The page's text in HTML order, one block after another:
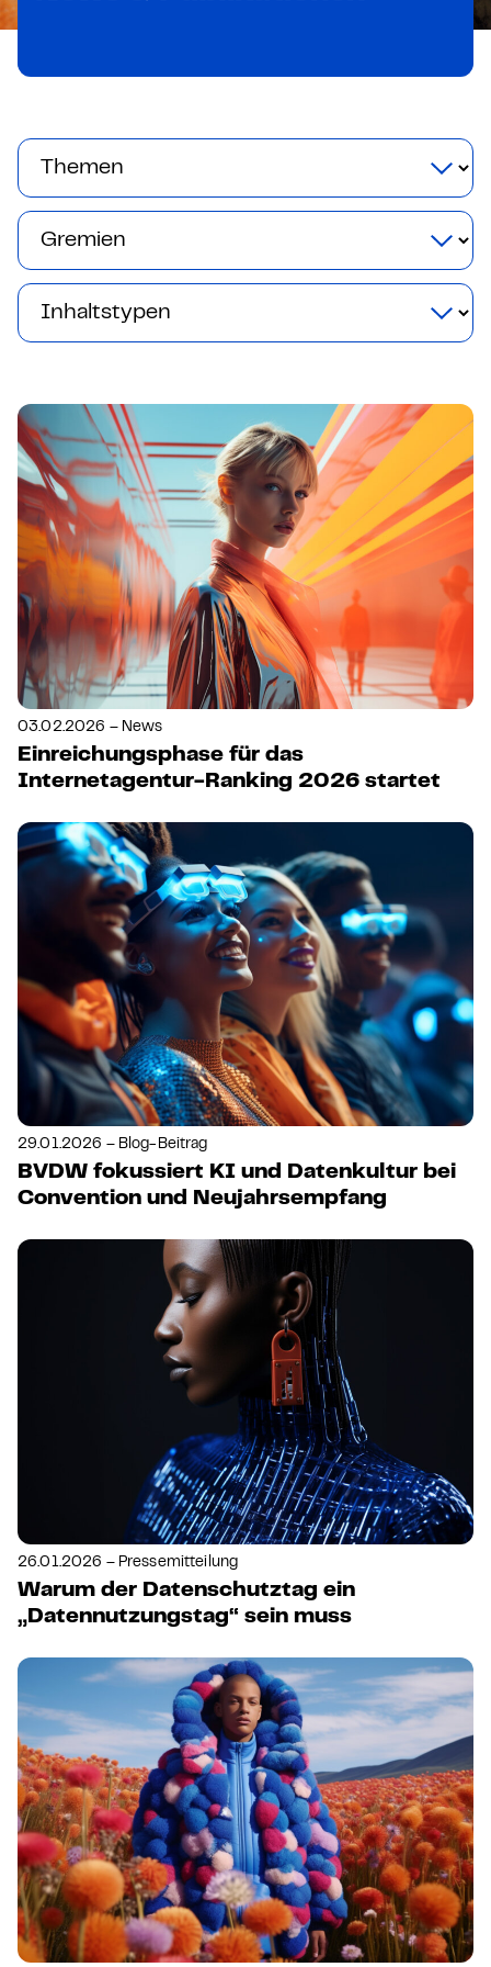
03.02.2026 – News
Einreichungsphase für das
Internetagentur-Ranking 2026 startet
29.01.2026 – Blog-Beitrag
BVDW fokussiert KI und Datenkultur bei
Convention und Neujahrsempfang
26.01.2026 – Pressemitteilung
Warum der Datenschutztag ein
„Datennutzungstag“ sein muss